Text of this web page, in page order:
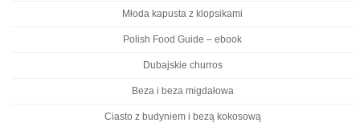
Młoda kapusta z klopsikami
Polish Food Guide – ebook
Dubajskie churros
Beza i beza migdałowa
Ciasto z budyniem i bezą kokosową